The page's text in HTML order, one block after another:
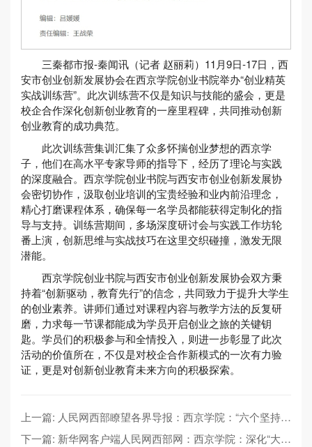
三秦都市报-秦闻讯（记者 赵丽莉）11月9日-17日，西
安市创业创新发展协会在西京学院创业书院举办“创业精英
实战训练营”。此次训练营不仅是知识与技能的盛会，更是
校企合作深化创新创业教育的一座里程碑，共同推动创新
创业教育的成功典范。
此次训练营集训汇集了众多怀揣创业梦想的西京学
子，他们在高水平专家导师的指导下，经历了理论与实践
的深度融合。西京学院创业书院与西安市创业创新发展协
会密切协作，汲取创业培训的宝贵经验和业内前沿理念，
精心打磨课程体系，确保每一名学员都能获得定制化的指
导与支持。训练营期间，多场深度研讨会与实践工作坊轮
番上演，创新思维与实战技巧在这里交织碰撞，激发无限
潜能。
西京学院创业书院与西安市创业创新发展协会双方秉
持着“创新驱动，教育先行”的信念，共同致力于提升大学生
的创业素养。讲师们通过对课程内容与教学方法的反复研
磨，力求每一节课都能成为学员开启创业之旅的关键钥
匙。学员们的积极参与和全情投入，则进一步彰显了此次
活动的价值所在，不仅是对校企合作新模式的一次有力验
证，更是对创新创业教育未来方向的积极探索。
上一篇: 人民网西部瞭望各界导报：西京学院：“六个坚持”筑牢校园安全防线
下一篇: 新华网客户端人民网西部网：西京学院：深化“大思政课”建设 创新协同育人格局